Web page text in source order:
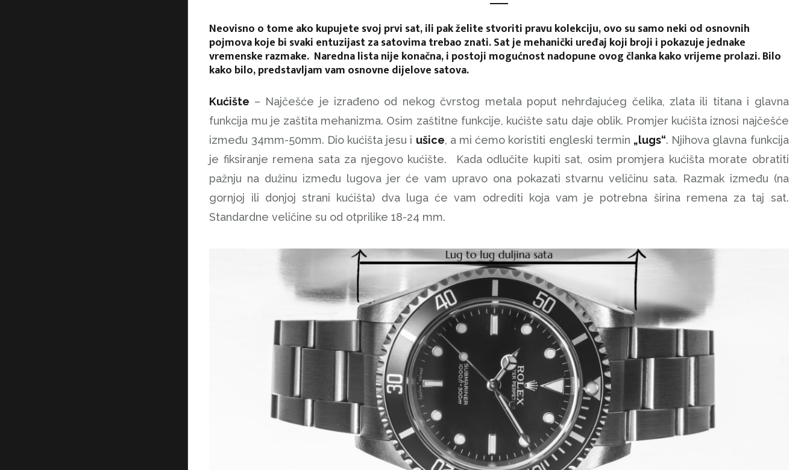
Neovisno o tome ako kupujete svoj prvi sat, ili pak želite stvoriti pravu kolekciju, ovo su samo neki od osnovnih
pojmova koje bi svaki entuzijast za satovima trebao znati. Sat je mehanički uređaj koji broji i pokazuje jednake
vremenske razmake. Naredna lista nije konačna, i postoji mogućnost nadopune ovog članka kako vrijeme prolazi. Bilo
kako bilo, predstavljam vam osnovne dijelove satova.
Kućište – Najčešće je izrađeno od nekog čvrstog metala poput nehrđajućeg čelika, zlata ili titana i glavna
funkcija mu je zaštita mehanizma. Osim zaštitne funkcije, kućište satu daje oblik. Promjer kućišta iznosi najčešće
između 34mm-50mm. Dio kućišta jesu i ušice, a mi ćemo koristiti engleski termin „lugs“. Njihova glavna funkcija
je fiksiranje remena sata za njegovo kućište. Kada odlučite kupiti sat, osim promjera kućišta morate obratiti
pažnju na dužinu između lugova jer će vam upravo ona pokazati stvarnu veličinu sata. Razmak između (na
gornjoj ili donjoj strani kućišta) dva luga će vam odrediti koja vam je potrebna širina remena za taj sat.
Standardne veličine su od otprilike 18-24 mm.